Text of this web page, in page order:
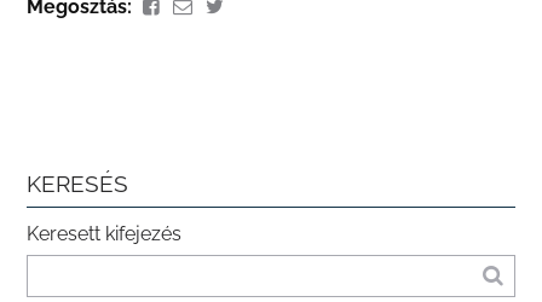
Megosztás:
KERESÉS
Keresett kifejezés